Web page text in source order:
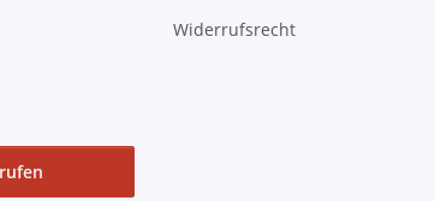
Widerrufsrecht